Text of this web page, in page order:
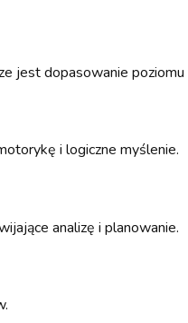
jest dopasowanie
i logiczne myślenie.
analizę i planowanie.